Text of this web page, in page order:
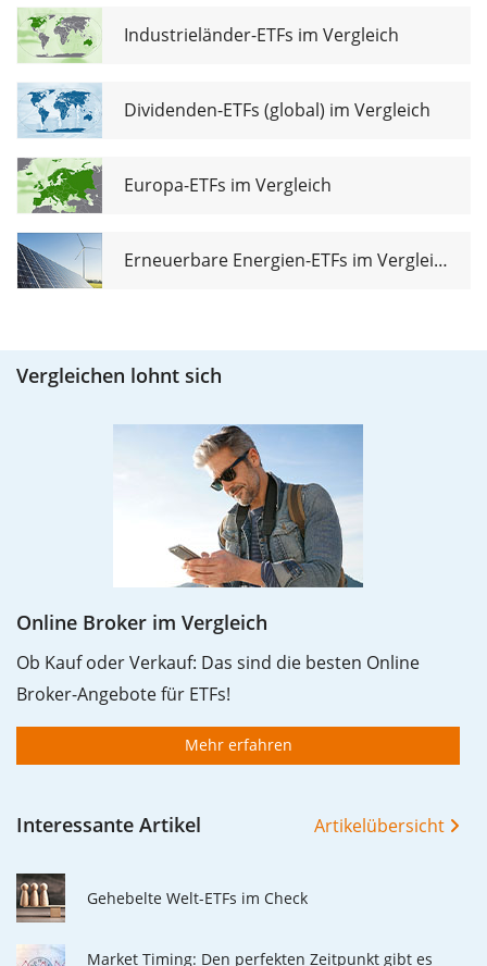
Industrieländer-ETFs im Vergleich
Dividenden-ETFs (global) im Vergleich
Europa-ETFs im Vergleich
Erneuerbare Energien-ETFs im Vergleich
Vergleichen lohnt sich
Online Broker im Vergleich
Ob Kauf oder Verkauf: Das sind die besten Online
Broker-Angebote für ETFs!
Mehr erfahren
Interessante Artikel Artikelübersicht
Gehebelte Welt-ETFs im Check
Market Timing: Den perfekten Zeitpunkt gibt es